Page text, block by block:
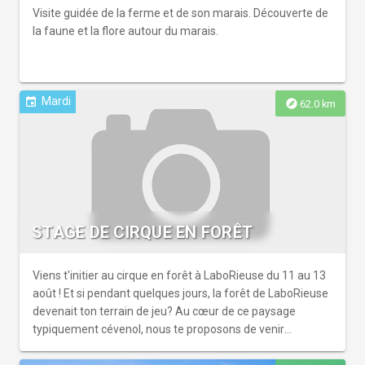
Visite guidée de la ferme et de son marais. Découverte de
la faune et la flore autour du marais.
explore 62.0 km
event Mardi
STAGE DE CIRQUE EN FORÊT
Viens t'initier au cirque en forêt à LaboRieuse du 11 au 13
août ! Et si pendant quelques jours, la forêt de LaboRieuse
devenait ton terrain de jeu? Au cœur de ce paysage
typiquement cévenol, nous te proposons de venir